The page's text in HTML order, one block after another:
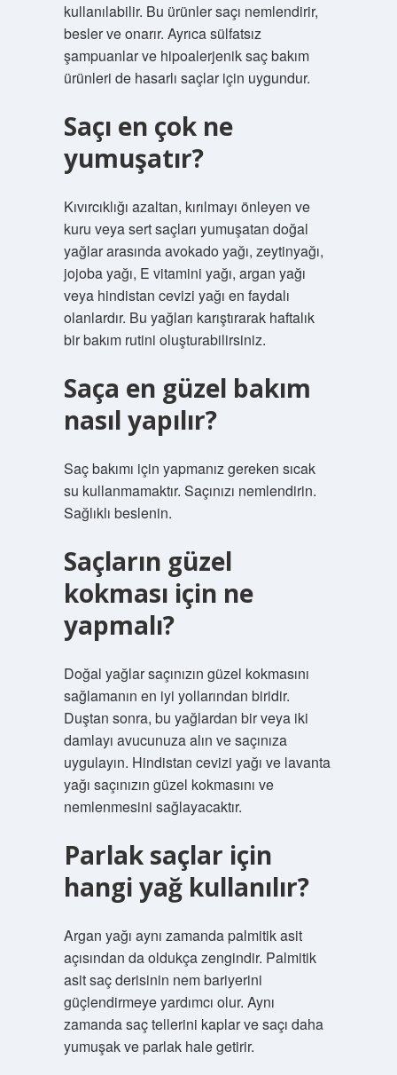
kullanılabilir. Bu ürünler saçı nemlendirir,
besler ve onarır. Ayrıca sülfatsız
şampuanlar ve hipoalerjenik saç bakım
ürünleri de hasarlı saçlar için uygundur.
Saçı en çok ne
yumuşatır?
Kıvırcıklığı azaltan, kırılmayı önleyen ve
kuru veya sert saçları yumuşatan doğal
yağlar arasında avokado yağı, zeytinyağı,
jojoba yağı, E vitamini yağı, argan yağı
veya hindistan cevizi yağı en faydalı
olanlardır. Bu yağları karıştırarak haftalık
bir bakım rutini oluşturabilirsiniz.
Saça en güzel bakım
nasıl yapılır?
Saç bakımı için yapmanız gereken sıcak
su kullanmamaktır. Saçınızı nemlendirin.
Sağlıklı beslenin.
Saçların güzel
kokması için ne
yapmalı?
Doğal yağlar saçınızın güzel kokmasını
sağlamanın en iyi yollarından biridir.
Duştan sonra, bu yağlardan bir veya iki
damlayı avucunuza alın ve saçınıza
uygulayın. Hindistan cevizi yağı ve lavanta
yağı saçınızın güzel kokmasını ve
nemlenmesini sağlayacaktır.
Parlak saçlar için
hangi yağ kullanılır?
Argan yağı aynı zamanda palmitik asit
açısından da oldukça zengindir. Palmitik
asit saç derisinin nem bariyerini
güçlendirmeye yardımcı olur. Aynı
zamanda saç tellerini kaplar ve saçı daha
yumuşak ve parlak hale getirir.